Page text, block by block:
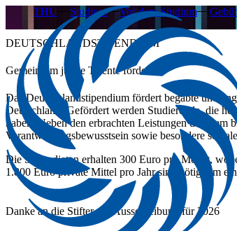
THU Studium Vor dem Studium
DEUTSCHLANDSTIPENDIUM
Gemeinsam junge Talente fördern
Das Deutschlandstipendium fördert begabte und
Deutschland. Gefördert werden Studierende, die
haben. Neben den erbrachten Leistungen und dem
Verantwortungsbewusstsein sowie besondere
Die Stipendiaten erhalten 300 Euro pro Monat,
1.800 Euro private Mittel pro Jahr sind nötig, um
Danke an die Stifter der Ausschreibung für 2026